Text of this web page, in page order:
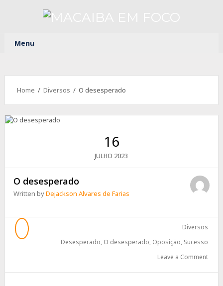
Menu
Home / Diversos / O desesperado
16
JULHO 2023
O desesperado
Written byDejackson Alvares de Farias
Diversos
Desesperado, O desesperado, Oposição, Sucesso
Leave a Comment